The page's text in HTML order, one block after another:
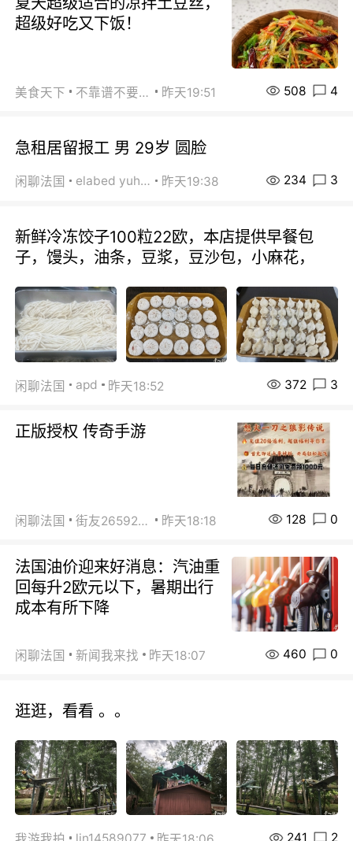
超级好吃又下饭！
美食天下 不靠谱不要联系 昨天19:51 508 4
急租居留报工 男 29岁 圆脸
闲聊法国 elabed yuhua 昨天19:38 234 3
新鲜冷冻饺子100粒22欧，本店提供早餐包
子，馒头，油条，豆浆，豆沙包，小麻花，
闲聊法国 apd 昨天18:52 372 3
正版授权 传奇手游
闲聊法国 街友26592800 昨天18:18 128 0
法国油价迎来好消息：汽油重
回每升2欧元以下，暑期出行
成本有所下降
闲聊法国 新闻我来找 昨天18:07 460 0
逛逛，看看 。。
241 2